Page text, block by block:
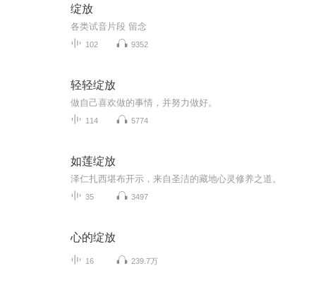
绽放
各类试音片段 留念
102 9352
轻轻绽放
做自己喜欢做的事情，并努力做好。
114 5774
如莲绽放
泽仁扎西堪布开示，来自圣洁的藏地心灵修养之道。
35 3497
心的绽放
16 239.7万